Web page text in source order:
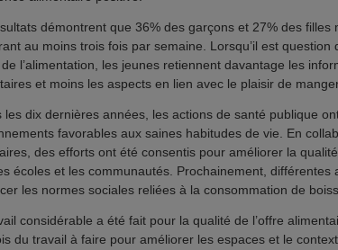
démontrent que 36% des garçons et 27% des filles
au moins trois fois par semaine. Lorsqu’il est question
l’alimentation, les jeunes retiennent davantage les
et moins les aspects en lien avec le plaisir de
les dix dernières années, les actions de santé publique
favorables aux saines habitudes de vie. En
des efforts ont été consentis pour améliorer la
écoles et les communautés. Prochainement, différentes
les normes sociales reliées à la consommation de
considérable a été fait pour la qualité de l’offre
du travail à faire pour améliorer les espaces et le